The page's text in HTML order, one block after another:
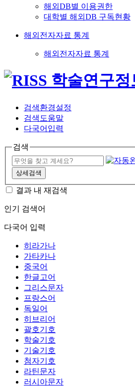
해외DB별 이용권한
대학별 해외DB 구독현황
해외전자자료 통계
해외전자자료 통계
검색환경설정
검색도움말
다국어입력
검색
상세검색
결과 내 재검색
인기 검색어
다국어 입력
히라가나
가타카나
중국어
한글고어
그리스문자
프랑스어
독일어
히브리어
괄호기호
학술기호
기술기호
첨자기호
라틴문자
러시아문자